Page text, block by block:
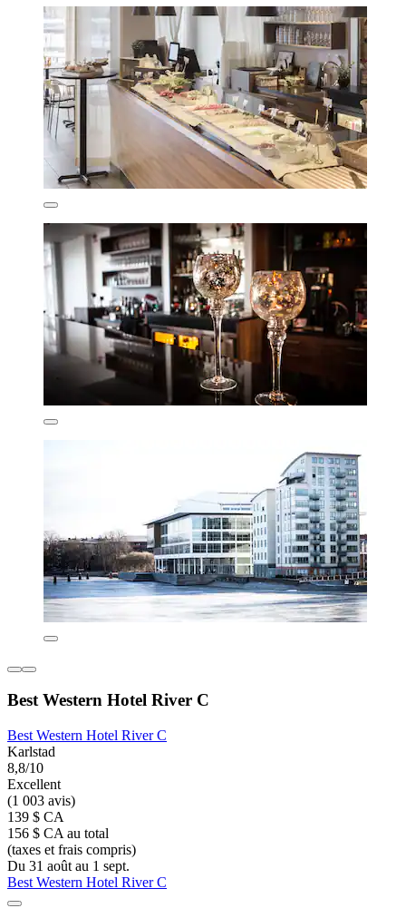
Best Western Hotel River C
Best Western Hotel River C
Karlstad
8,8/10
Excellent
(1 003 avis)
139 $ CA
156 $ CA au total
(taxes et frais compris)
Du 31 août au 1 sept.
Best Western Hotel River C